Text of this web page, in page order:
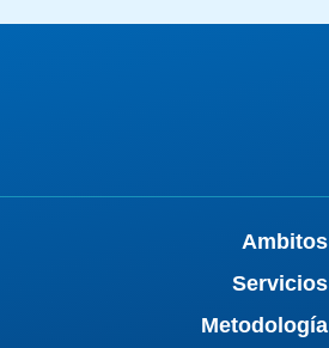
Ambitos
Servicios
Metodología